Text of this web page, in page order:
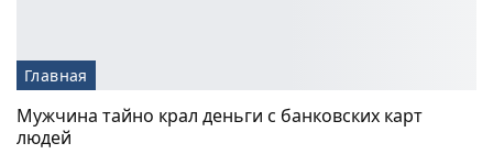
Главная
Мужчина тайно крал деньги с банковских карт
людей